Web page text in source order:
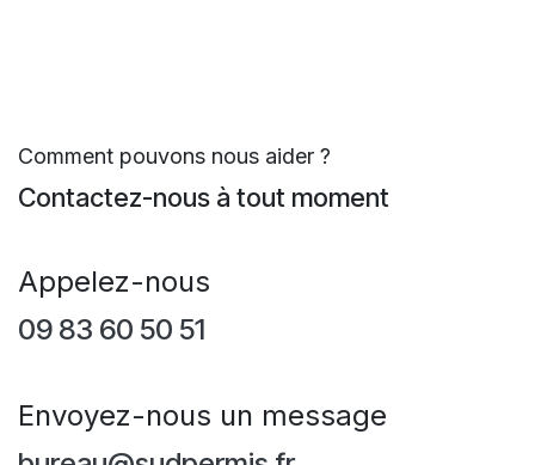
Comment pouvons nous aider ?
Contactez-nous à tout moment
Appelez-nous
09 83 60 50 51
Envoyez-nous un message